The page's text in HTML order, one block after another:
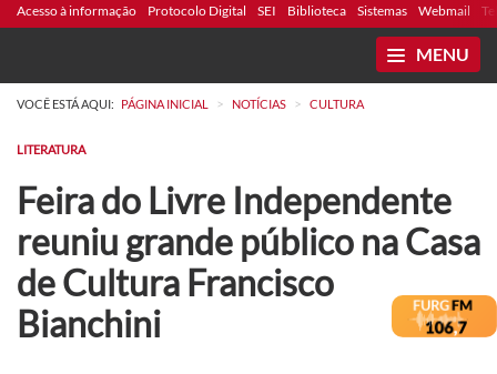
Acesso à informação Protocolo Digital SEI Biblioteca Sistemas Webmail
MENU
VOCÊ ESTÁ AQUI: PÁGINA INICIAL > NOTÍCIAS > CULTURA
LITERATURA
Feira do Livre Independente
reuniu grande público na Casa
de Cultura Francisco
Bianchini